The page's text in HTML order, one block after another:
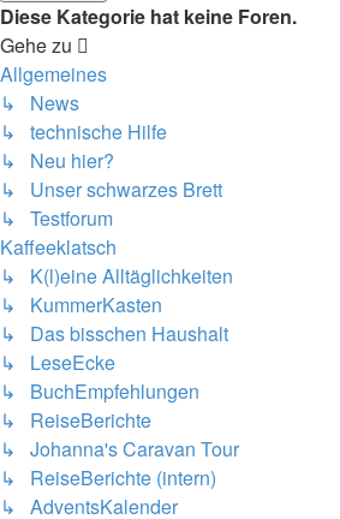
Diese Kategorie hat keine Foren.
Gehe zu
Allgemeines
↳ News
↳ technische Hilfe
↳ Neu hier?
↳ Unser schwarzes Brett
↳ Testforum
Kaffeeklatsch
↳ K(l)eine Alltäglichkeiten
↳ KummerKasten
↳ Das bisschen Haushalt
↳ LeseEcke
↳ BuchEmpfehlungen
↳ ReiseBerichte
↳ Johanna's Caravan Tour
↳ ReiseBerichte (intern)
↳ AdventsKalender